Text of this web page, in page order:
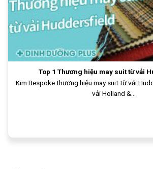
Top 1 Thương hiệu may suit từ vải
Kim Bespoke thương hiệu may suit từ vải
vải Holland &...